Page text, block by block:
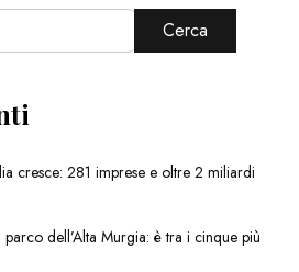
Cerca
cresce: 281 imprese e oltre 2 miliardi
dell’Alta Murgia: è tra i cinque più